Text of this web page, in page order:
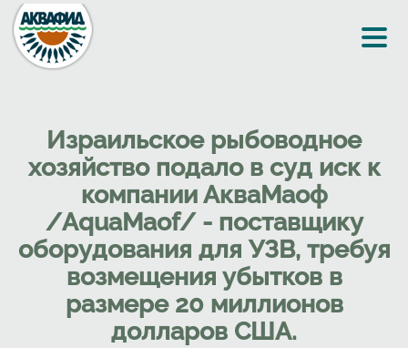
Перейти к основному содержанию
Израильское рыбоводное
хозяйство подало в суд иск к
компании АкваМаоф
/AquaMaof/ - поставщику
оборудования для УЗВ, требуя
возмещения убытков в
размере 20 миллионов
долларов США.